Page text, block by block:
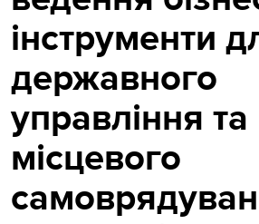
інструменти
державного
управління та
місцевого